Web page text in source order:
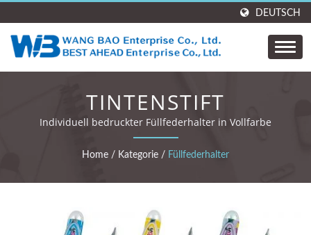
DEUTSCH
TINTENSTIFT
Individuell bedruckter Füllfederhalter in Vollfarbe
Home / Kategorie / Füllfederhalter